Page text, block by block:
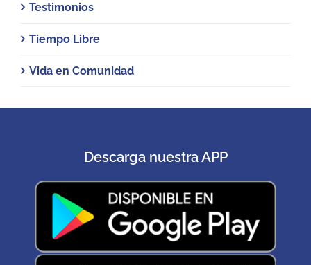
Testimonios
Tiempo Libre
Vida en Comunidad
Descarga nuestra APP